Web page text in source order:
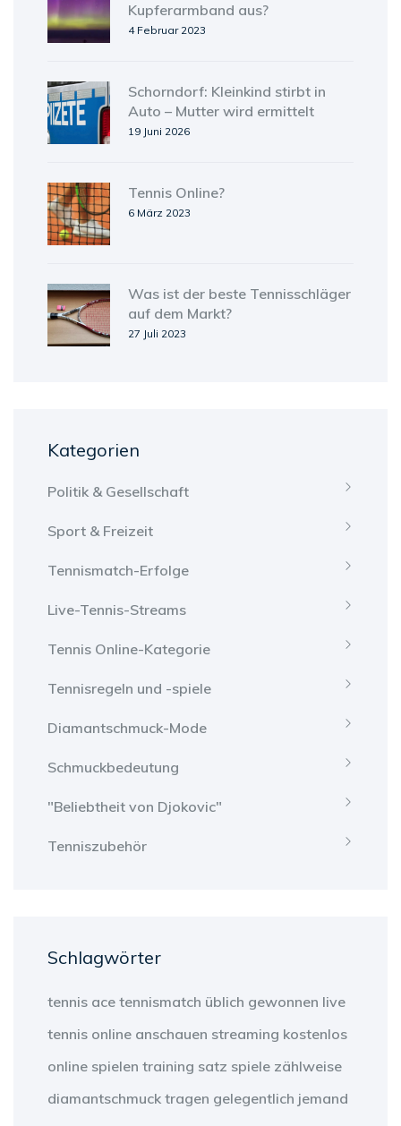
Kupferarmband aus?
4 Februar 2023
Schorndorf: Kleinkind stirbt in
Auto – Mutter wird ermittelt
19 Juni 2026
Tennis Online?
6 März 2023
Was ist der beste Tennisschläger
auf dem Markt?
27 Juli 2023
Kategorien
Politik & Gesellschaft
Sport & Freizeit
Tennismatch-Erfolge
Live-Tennis-Streams
Tennis Online-Kategorie
Tennisregeln und -spiele
Diamantschmuck-Mode
Schmuckbedeutung
"Beliebtheit von Djokovic"
Tenniszubehör
Schlagwörter
tennis ace tennismatch üblich gewonnen live
tennis online anschauen streaming kostenlos
online spielen training satz spiele zählweise
diamantschmuck tragen gelegentlich jemand